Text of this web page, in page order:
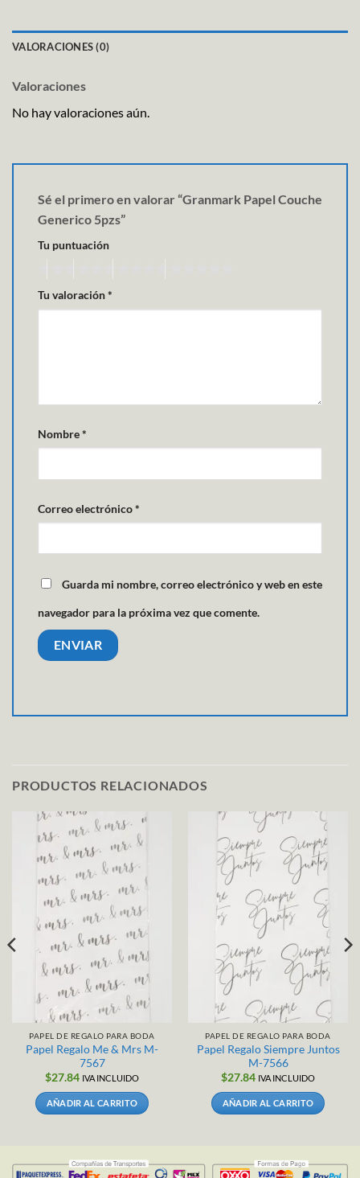
VALORACIONES (0)
Valoraciones
No hay valoraciones aún.
Sé el primero en valorar “Granmark Papel Couche
Generico 5pzs”
Tu puntuación
Tu valoración*
Nombre*
Correo electrónico*
Guarda mi nombre, correo electrónico y web en este
navegador para la próxima vez que comente.
PRODUCTOS RELACIONADOS
PAPEL DE REGALO PARA BODA
Papel Regalo Me & Mrs M-
7567
$27.84 IVA INCLUIDO
AÑADIR AL CARRITO
PAPEL DE REGALO PARA BODA
Papel Regalo Siempre Juntos
M-7566
$27.84 IVA INCLUIDO
AÑADIR AL CARRITO